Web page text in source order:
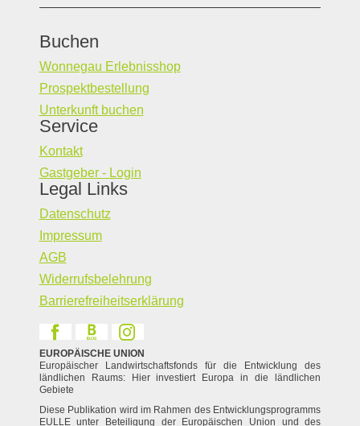
Buchen
Wonnegau Erlebnisshop
Prospektbestellung
Unterkunft buchen
Service
Kontakt
Gastgeber - Login
Legal Links
Datenschutz
Impressum
AGB
Widerrufsbelehrung
Barrierefreiheitserklärung
EUROPÄISCHE UNION
Europäischer Landwirtschaftsfonds für die Entwicklung des
ländlichen Raums: Hier investiert Europa in die ländlichen
Gebiete
Diese Publikation wird im Rahmen des Entwicklungsprogramms
EULLE unter Beteiligung der Europäischen Union und des